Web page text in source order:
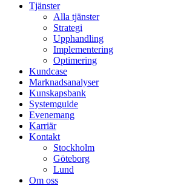
Tjänster
Alla tjänster
Strategi
Upphandling
Implementering
Optimering
Kundcase
Marknadsanalyser
Kunskapsbank
Systemguide
Evenemang
Karriär
Kontakt
Stockholm
Göteborg
Lund
Om oss